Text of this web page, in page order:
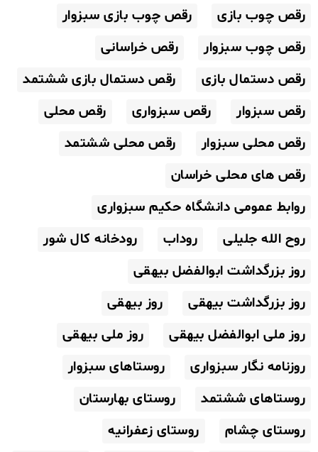
رقص چوب بازی
رقص چوب بازی سبزوار
رقص چوب سبزوار
رقص خراسانی
رقص دستمال بازی
رقص دستمال بازی ششتمد
رقص سبزوار
رقص سبزواری
رقص محلی
رقص محلی سبزوار
رقص محلی ششتمد
رقص های محلی خراسان
روابط عمومی دانشگاه حکیم سبزواری
روح الله جلیلی
روداب
رودخانه کال شور
روز بزرگداشت ابوالفضل بیهقی
روز بزرگداشت بیهقی
روز بیهقی
روز ملی ابوالفضل بیهقی
روز ملی بیهقی
روزنامه نگار سبزواری
روستاهای سبزوار
روستاهای ششتمد
روستای بهارستان
روستای چشام
روستای زعفرانیه